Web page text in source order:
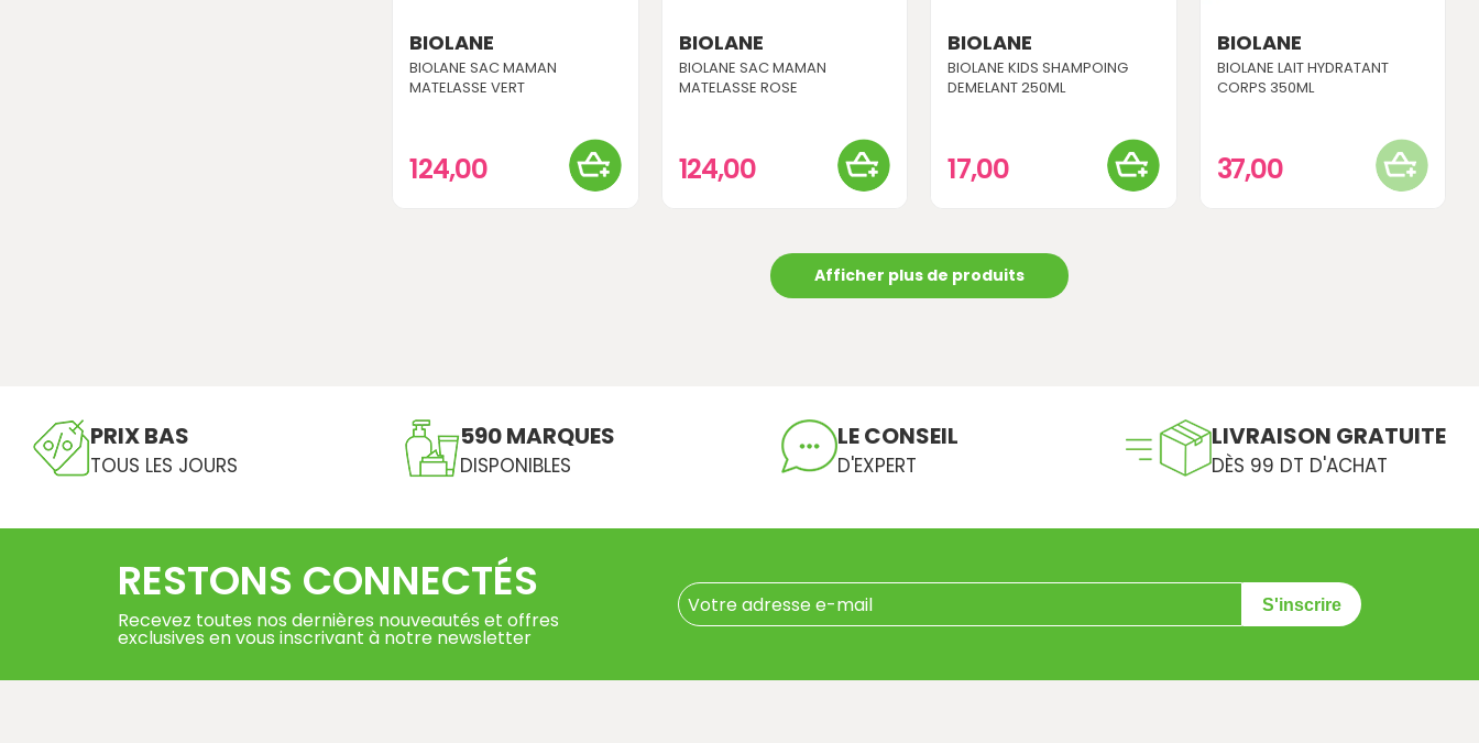
BIOLANE
BIOLANE SAC MAMAN
MATELASSE VERT
124,00
BIOLANE
BIOLANE SAC MAMAN
MATELASSE ROSE
124,00
BIOLANE
BIOLANE KIDS SHAMPOING
DEMELANT 250ML
17,00
BIOLANE
BIOLANE LAIT HYDRATANT
CORPS 350ML
37,00
Afficher plus de produits
PRIX BAS
TOUS LES JOURS
590 MARQUES
DISPONIBLES
LE CONSEIL
D'EXPERT
LIVRAISON GRATUITE
DÈS 99 DT D'ACHAT
RESTONS CONNECTÉS
Recevez toutes nos dernières nouveautés et offres
exclusives en vous inscrivant à notre newsletter
S'inscrire